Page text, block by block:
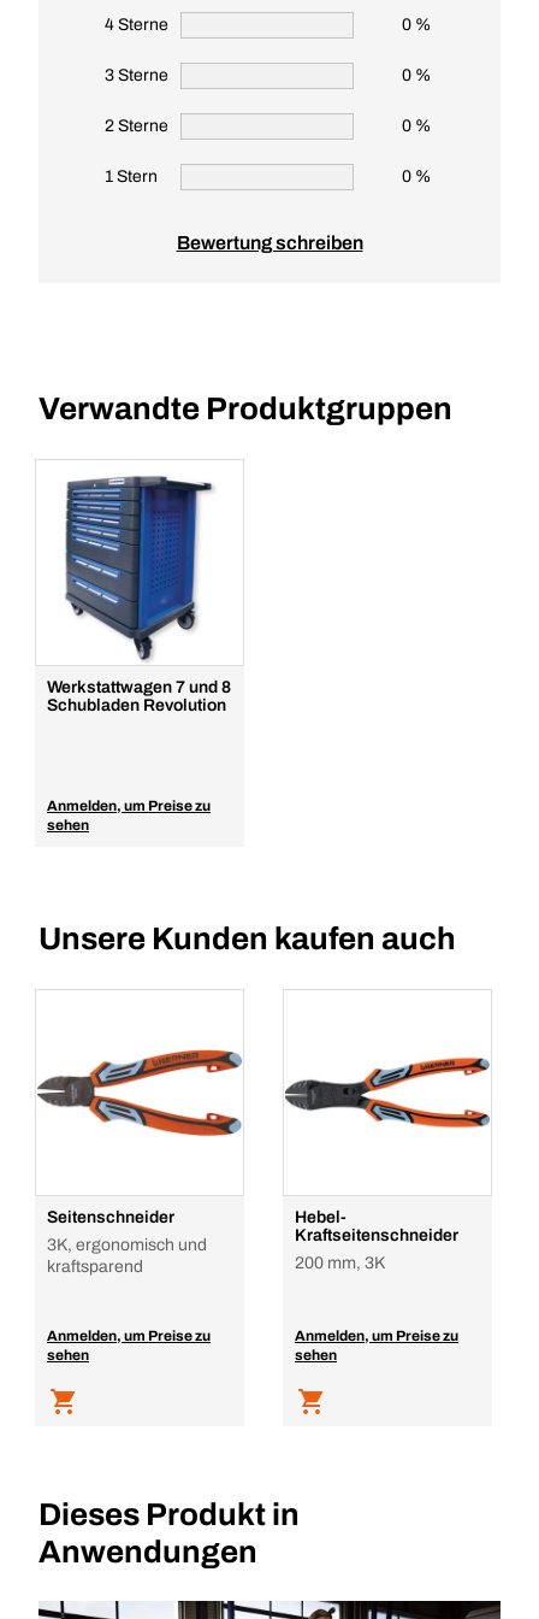
4 Sterne 0 %
3 Sterne 0 %
2 Sterne 0 %
1 Stern 0 %
Bewertung schreiben
Verwandte Produktgruppen
Werkstattwagen 7 und 8
Schubladen Revolution
Anmelden, um Preise zu
sehen
Unsere Kunden kaufen auch
Seitenschneider
3K, ergonomisch und
kraftsparend
Anmelden, um Preise zu
sehen
Hebel-
Kraftseitenschneider
200 mm, 3K
Anmelden, um Preise zu
sehen
Dieses Produkt in
Anwendungen